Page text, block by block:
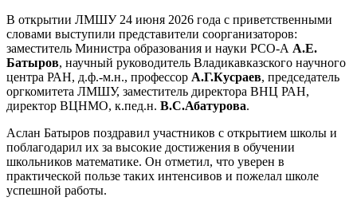
В открытии ЛМШУ 24 июня 2026 года с приветственными
словами выступили представители соорганизаторов:
заместитель Министра образования и науки РСО-А А.Е.
Батыров, научный руководитель Владикавказского научного
центра РАН, д.ф.-м.н., профессор А.Г.Кусраев, председатель
оргкомитета ЛМШУ, заместитель директора ВНЦ РАН,
директор ВЦНМО, к.пед.н. В.С.Абатурова.
Аслан Батыров поздравил участников с открытием школы и
поблагодарил их за высокие достижения в обучении
школьников математике. Он отметил, что уверен в
практической пользе таких интенсивов и пожелал школе
успешной работы.